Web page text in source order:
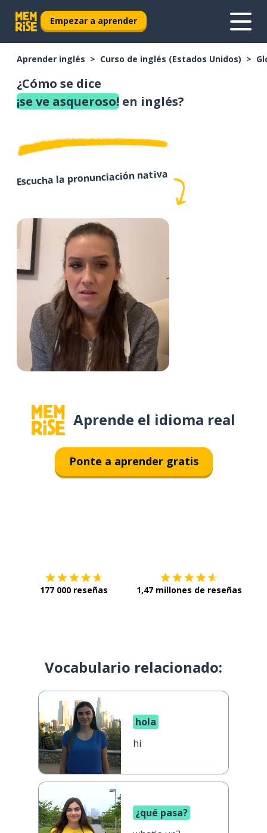
Empezar a aprender
Aprender inglés Curso de inglés (Estados Unidos)
¿Cómo se dice
¡se ve asqueroso! en inglés?
Escucha la pronunciación nativa
Aprende el idioma real
Ponte a aprender gratis
177 000 reseñas 1,47 millones de reseñas
Vocabulario relacionado:
hola
hi
¿qué pasa?